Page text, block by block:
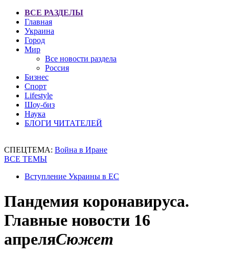
ВСЕ РАЗДЕЛЫ
Главная
Украина
Город
Мир
Все новости раздела
Россия
Бизнес
Спорт
Lifestyle
Шоу-биз
Наука
БЛОГИ ЧИТАТЕЛЕЙ
СПЕЦТЕМА: Война в Иране
ВСЕ ТЕМЫ
Вступление Украины в ЕС
Пандемия коронавируса.
Главные новости 16
апреляСюжет